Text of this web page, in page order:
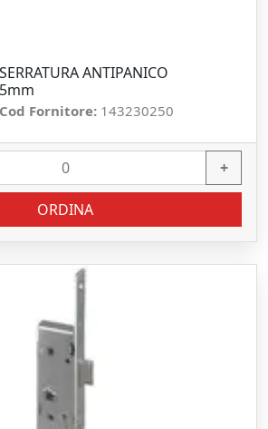
ANTIPANICO
Cod Fornitore: 143230250
+
ORDINA